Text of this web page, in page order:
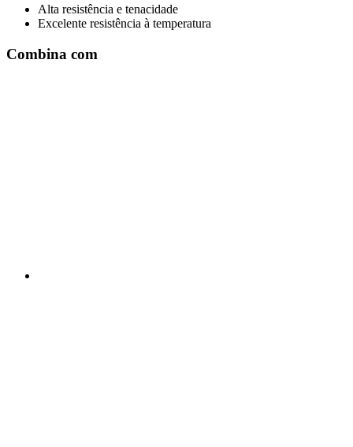
Alta resistência e tenacidade
Excelente resistência à temperatura
Combina com